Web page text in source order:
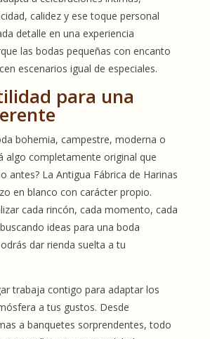
calidez y ese toque personal
detalle en una experiencia
las bodas pequeñas con encanto
escenarios igual de especiales.
para una
bohemia, campestre, moderna o
algo completamente original que
antes? La Antigua Fábrica de Harinas
en blanco con carácter propio.
cada rincón, cada momento, cada
ideas para una boda
dar rienda suelta a tu
trabaja contigo para adaptar los
a tus gustos. Desde
a banquetes sorprendentes, todo